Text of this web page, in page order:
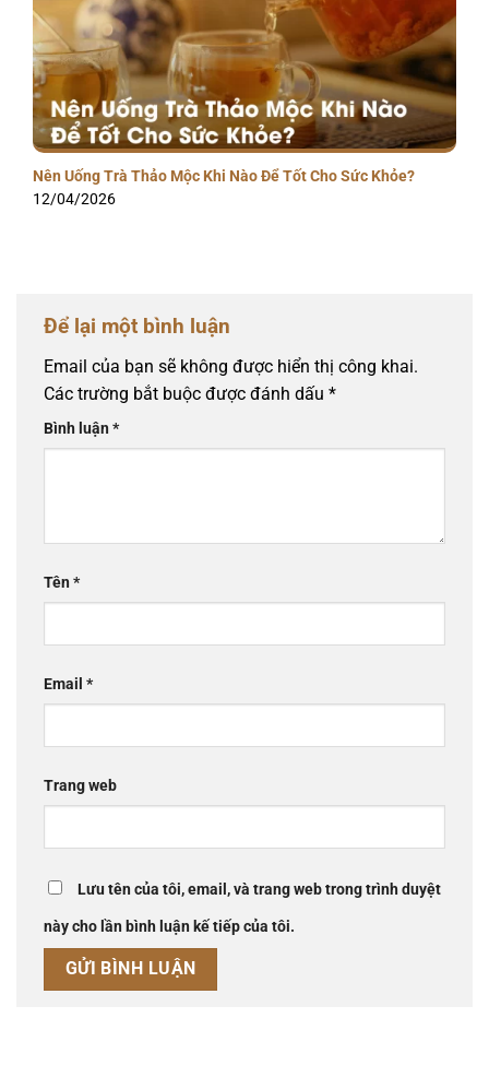
Nên Uống Trà Thảo Mộc Khi Nào Để Tốt Cho Sức Khỏe?
12/04/2026
Để lại một bình luận
Email của bạn sẽ không được hiển thị công khai.
Các trường bắt buộc được đánh dấu *
Bình luận*
Tên*
Email *
Trang web
Lưu tên của tôi, email, và trang web trong trình duyệt
này cho lần bình luận kế tiếp của tôi.